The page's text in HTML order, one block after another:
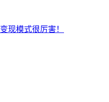
现模式很厉害！